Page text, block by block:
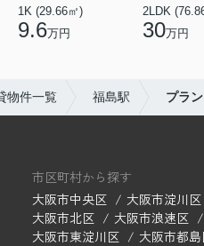
1K (29.66㎡)
9.6万円
2LDK
30万円
物件一覧 福島駅 プラ
市区町村から探す
大阪市中央区
大阪市淀川区
大阪市北区
大阪市浪速区
大阪市東淀川区
大阪市都